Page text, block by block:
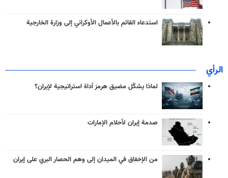
استدعاء القائم بالأعمال الأوكراني إلى وزارة الخارجية
الرأي
لماذا يشكّل مضيق هرمز أداة استراتيجية لإيران؟
صدمة إيران لأحلام الإمارات
من الإخفاق في الميدان إلى وهم الحصار البري على إيران